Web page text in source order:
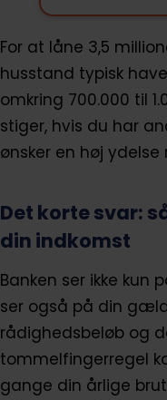
For at låne 3,5
husstand typisk
omkring 700.000 til
stiger, hvis du har
ønsker en høj
Det korte svar:
din indkomst
Banken ser ikke kun
ser også på din
rådighedsbeløb og
tommelfingerregel
gange din årlige